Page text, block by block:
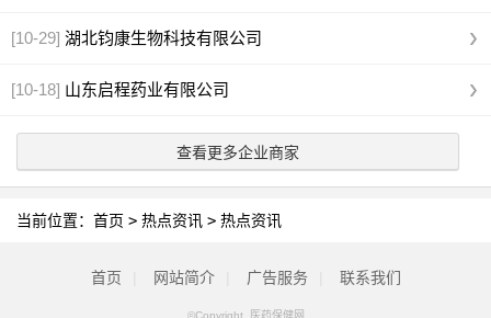
[10-29] 湖北钧康生物科技有限公司
[10-18] 山东启程药业有限公司
查看更多企业商家
当前位置： 首页 > 热点资讯 > 热点资讯
首页 网站简介 广告服务 联系我们
©Copyright 医药保健网